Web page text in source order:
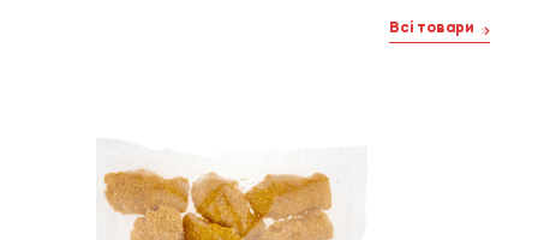
Всі товари